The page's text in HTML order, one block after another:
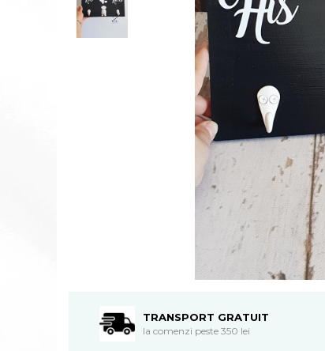
TRANSPORT GRATUIT
la comenzi peste 350 lei